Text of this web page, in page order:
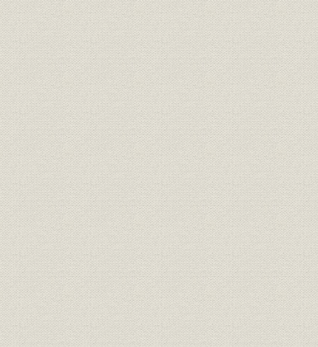
竣工した永楽ビル(昭和27年)
昭和26年の皇居前広場風景[毎日新聞社]
皇居前広場で凧上げをする子供たち(昭和28年)[『千代田区20周年
田』千代田区役所、昭和42年]
テナント招待会での余興『二十の扉』(昭和26年ごろ)
八重洲側より丸の内を望む(昭和30年ごろ)
昭和33年ごろの大手町周辺
工事中の東銀ビルと仲27号館を望む(昭和34年)[久保敏氏]
完成間近の交通公社ビル(昭和35年)
皇太子(今上天皇)ご成婚祝賀の記念切手シートと丸の内夜景
昭和34年の和田倉門電停前[久保敏氏]
東京開都500年記念行事(昭和31年)